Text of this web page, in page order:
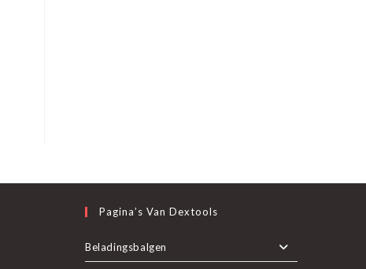
Pagina’s Van Dextools
Beladingsbalgen